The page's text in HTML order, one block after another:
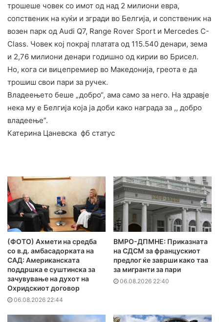
трошеше човек со имот од над 2 милиони евра,
сопственик на куќи и згради во Белгија, и сопственик на
возен парк од Audi Q7, Range Rover Sport и Mercedes C-
Class. Човек кој покрај платата од 115.540 денари, зема
и 2,76 милиони денари годишно од кирии во Брисел.
Но, кога си вицепремиер во Македонија, греота е да
трошиш свои пари за ручек.
Владеењето беше „добро“, ама само за него. На здравје
нека му е Белгија која ја доби како награда за ,, добро
владеење”.
Катерина Цанeвска фб статус
(ФОТО) Ахмети на средба
со в.д. амбасадорката на
САД: Американската
поддршка е суштинска за
зачувување на духот на
Охридскиот договор
06.08.2026 22:44
ВМРО-ДПМНЕ: Приказната
на СДСМ за францускиот
предлог ќе заврши како таа
за мигранти за пари
06.08.2026 22:40